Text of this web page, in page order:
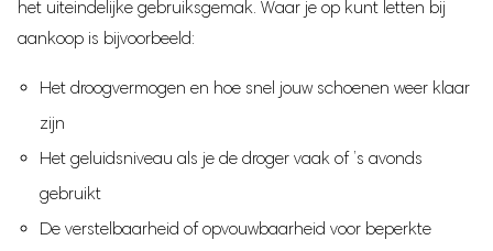
het uiteindelijke gebruiksgemak. Waar je op kunt letten bij
aankoop is bijvoorbeeld:
Het droogvermogen en hoe snel jouw schoenen weer klaar
zijn
Het geluidsniveau als je de droger vaak of ’s avonds
gebruikt
De verstelbaarheid of opvouwbaarheid voor beperkte